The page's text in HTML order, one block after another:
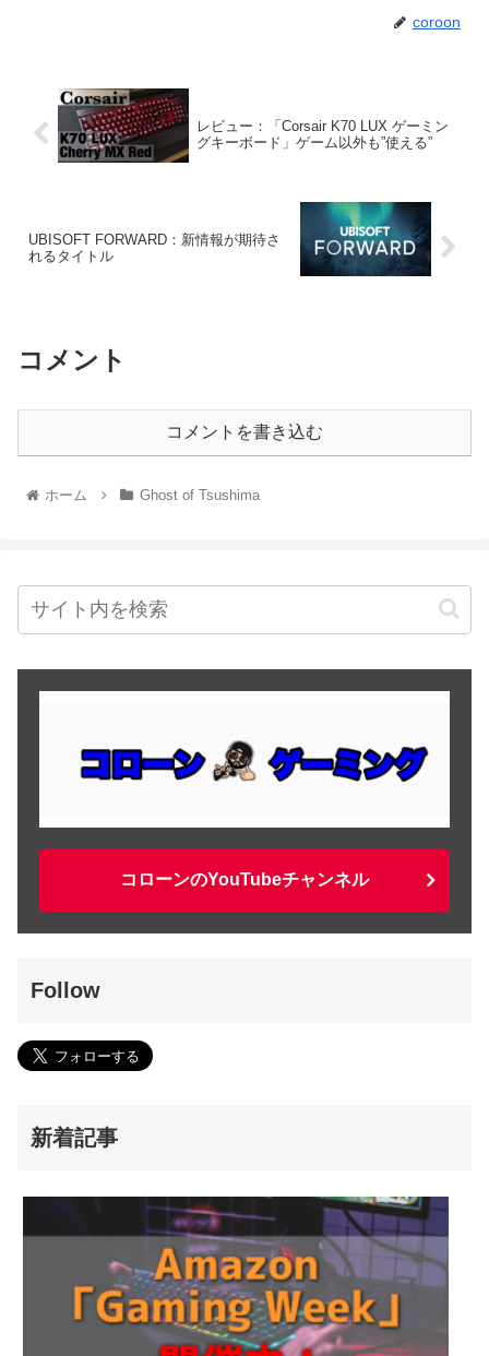
coroon
レビュー：「Corsair K70 LUX ゲーミン
グキーボード」ゲーム以外も”使える”
UBISOFT FORWARD：新情報が期待さ
れるタイトル
コメント
コメントを書き込む
ホーム Ghost of Tsushima
コローンのYouTubeチャンネル
Follow
新着記事